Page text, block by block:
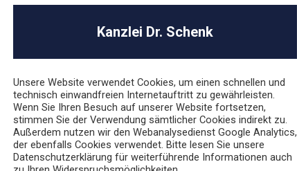
Kanzlei Dr. Schenk
Unsere Website verwendet Cookies, um einen schnellen und
technisch einwandfreien Internetauftritt zu gewährleisten.
Wenn Sie Ihren Besuch auf unserer Website fortsetzen,
stimmen Sie der Verwendung sämtlicher Cookies indirekt zu.
Außerdem nutzen wir den Webanalysedienst Google Analytics,
der ebenfalls Cookies verwendet. Bitte lesen Sie unsere
Datenschutzerklärung für weiterführende Informationen auch